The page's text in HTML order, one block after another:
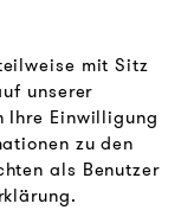
mit Sitz
unserer
Ihre Einwilligung
zu den
als Benutzer